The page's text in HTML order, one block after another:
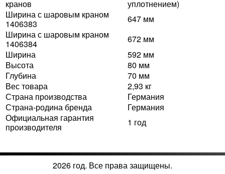
кранов
уплотнением)
Ширина с шаровым краном
1406383
647 мм
Ширина с шаровым краном
1406384
672 мм
Ширина
592 мм
Высота
80 мм
Глубина
70 мм
Вес товара
2,93 кг
Страна производства
Германия
Страна-родина бренда
Германия
Официальная гарантия
производителя
1 год
2026 год. Все права защищены.